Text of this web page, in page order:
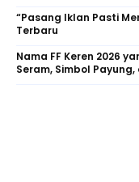
“Pasang Iklan Pasti
Terbaru
Nama FF Keren 2026
Seram, Simbol